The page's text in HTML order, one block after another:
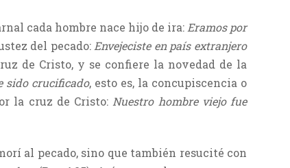
cada hombre nace hijo de ira:Eramos por
del pecado:Envejeciste en país extranjero
de Cristo, y se confiere la novedad de la
sido crucificado, esto es, la concupiscencia o
la cruz de Cristo:Nuestro hombre viejo fue
al pecado, sino que también resucité con